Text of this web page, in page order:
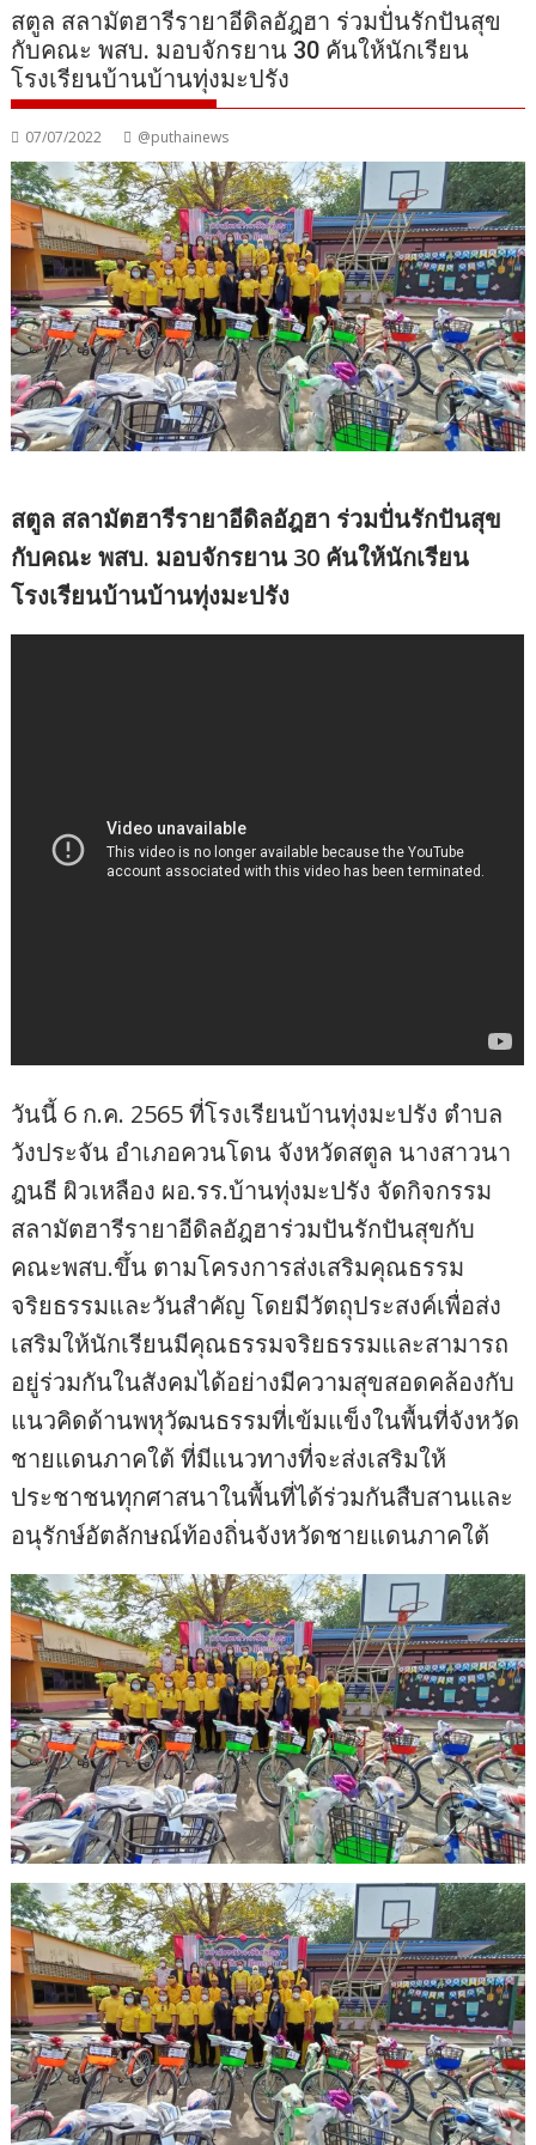
สตูล สลามัตฮารีรายาอีดิลอัฎฮา ร่วมปั่นรักปันสุข
กับคณะ พสบ. มอบจักรยาน 30 คันให้นักเรียน
โรงเรียนบ้านบ้านทุ่งมะปรัง
07/07/2022 @puthainews
สตูล สลามัตฮารีรายาอีดิลอัฎฮา ร่วมปั่นรักปันสุข
กับคณะ พสบ. มอบจักรยาน 30 คันให้นักเรียน
โรงเรียนบ้านบ้านทุ่งมะปรัง
วันนี้ 6 ก.ค. 2565 ที่โรงเรียนบ้านทุ่งมะปรัง ตำบล
วังประจัน อำเภอควนโดน จังหวัดสตูล นางสาวนา
ฎนธี ผิวเหลือง ผอ.รร.บ้านทุ่งมะปรัง จัดกิจกรรม
สลามัตฮารีรายาอีดิลอัฎฮาร่วมปันรักปันสุขกับ
คณะพสบ.ขึ้น ตามโครงการส่งเสริมคุณธรรม
จริยธรรมและวันสำคัญ โดยมีวัตถุประสงค์เพื่อส่ง
เสริมให้นักเรียนมีคุณธรรมจริยธรรมและสามารถ
อยู่ร่วมกันในสังคมได้อย่างมีความสุขสอดคล้องกับ
แนวคิดด้านพหุวัฒนธรรมที่เข้มแข็งในพื้นที่จังหวัด
ชายแดนภาคใต้ ที่มีแนวทางที่จะส่งเสริมให้
ประชาชนทุกศาสนาในพื้นที่ได้ร่วมกันสืบสานและ
อนุรักษ์อัตลักษณ์ท้องถิ่นจังหวัดชายแดนภาคใต้